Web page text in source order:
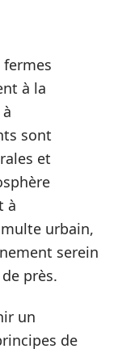
à la
sont
et
à
urbain,
serein
près.
un
de